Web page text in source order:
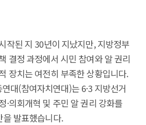
작된 지 30년이 지났지만, 지방정부
결정 과정에서 시민 참여와 알 권리
장치는 여전히 부족한 상황입니다.
대(참여자치연대)는 6·3 지방선거
·의회개혁 및 주민 알 권리 강화를
발표했습니다.